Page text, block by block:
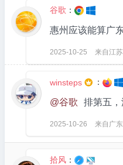
谷歌 ：
惠州应该能算广
2025-10-25 来自江
winsteps  ：
@谷歌 排第五，
2025-10-26 来自广
拾风 ：